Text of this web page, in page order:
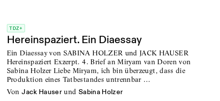
TDZ+
Hereinspaziert. Ein Diaessay
Ein Diaessay von SABINA HOLZER und JACK HAUSER
Hereinspaziert Exzerpt. 4. Brief an Miryam van Doren von
Sabina Holzer Liebe Miryam, ich bin überzeugt, dass die
Produktion eines Tatbestandes untrennbar …
von Jack Hauser und Sabina Holzer